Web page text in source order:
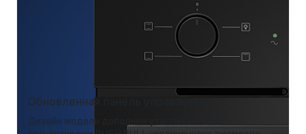
Обновленная панель управления
Дизайн модели дополнен утапливаемыми